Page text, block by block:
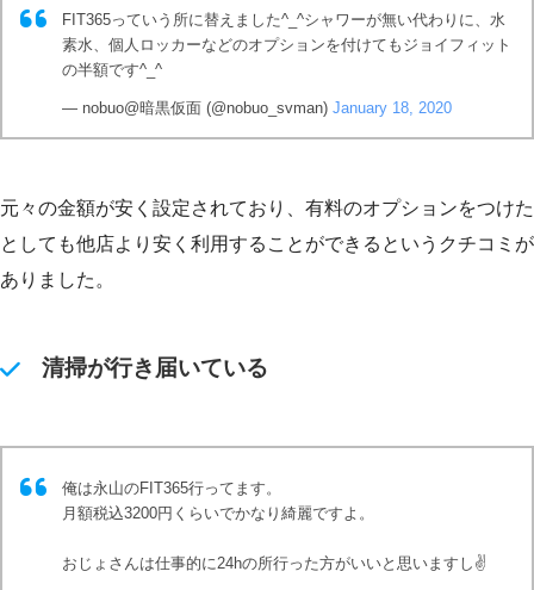
FIT365っていう所に替えました^_^シャワーが無い代わりに、水
素水、個人ロッカーなどのオプションを付けてもジョイフィット
の半額です^_^
— nobuo@暗黒仮面 (@nobuo_svman) January 18, 2020
元々の金額が安く設定されており、有料のオプションをつけた
としても他店より安く利用することができるというクチコミが
ありました。
清掃が行き届いている
俺は永山のFIT365行ってます。
月額税込3200円くらいでかなり綺麗ですよ。
おじょさんは仕事的に24hの所行った方がいいと思いますし✌️